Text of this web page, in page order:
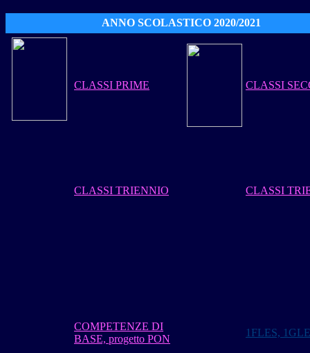
ANNO SCOLASTICO 2020/2021
CLASSI PRIME CLASSI
CLASSI TRIENNIO CLASSI
COMPETENZE DI
BASE, progetto PON
1FLES,